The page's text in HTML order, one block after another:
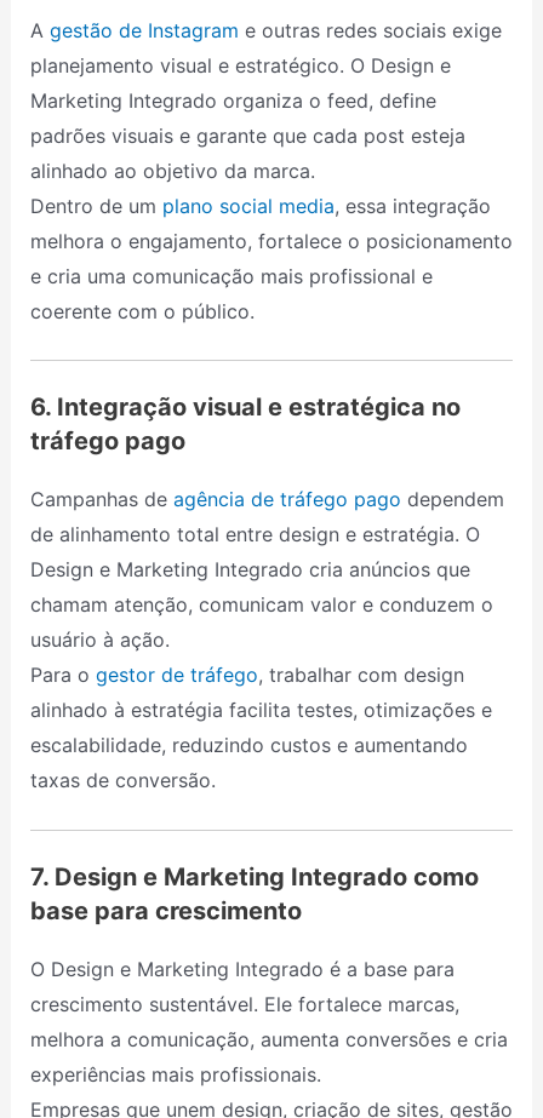
A gestão de Instagram e outras redes sociais exige
planejamento visual e estratégico. O Design e
Marketing Integrado organiza o feed, define
padrões visuais e garante que cada post esteja
alinhado ao objetivo da marca.
Dentro de um plano social media, essa integração
melhora o engajamento, fortalece o posicionamento
e cria uma comunicação mais profissional e
coerente com o público.
6. Integração visual e estratégica no
tráfego pago
Campanhas de agência de tráfego pago dependem
de alinhamento total entre design e estratégia. O
Design e Marketing Integrado cria anúncios que
chamam atenção, comunicam valor e conduzem o
usuário à ação.
Para o gestor de tráfego, trabalhar com design
alinhado à estratégia facilita testes, otimizações e
escalabilidade, reduzindo custos e aumentando
taxas de conversão.
7. Design e Marketing Integrado como
base para crescimento
O Design e Marketing Integrado é a base para
crescimento sustentável. Ele fortalece marcas,
melhora a comunicação, aumenta conversões e cria
experiências mais profissionais.
Empresas que unem design, criação de sites, gestão